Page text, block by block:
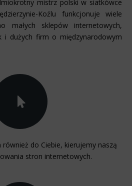
mistrz polski w siatkówce
Koźlu funkcjonuje wiele
małych sklepów internetowych,
i dużych firm o międzynarodowym
do Ciebie, kierujemy naszą
stron internetowych.